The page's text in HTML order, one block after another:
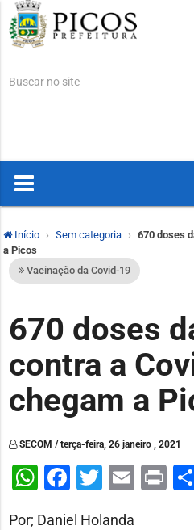
Buscar no site
Início Sem categoria
670 doses
a Picos
Vacinação da Covid-19
670 doses
contra a
chegam a
SECOM / terça-feira, 26 janeiro , 2021
WhatsApp
Facebook
Twitter
Email
Por; Daniel Holanda